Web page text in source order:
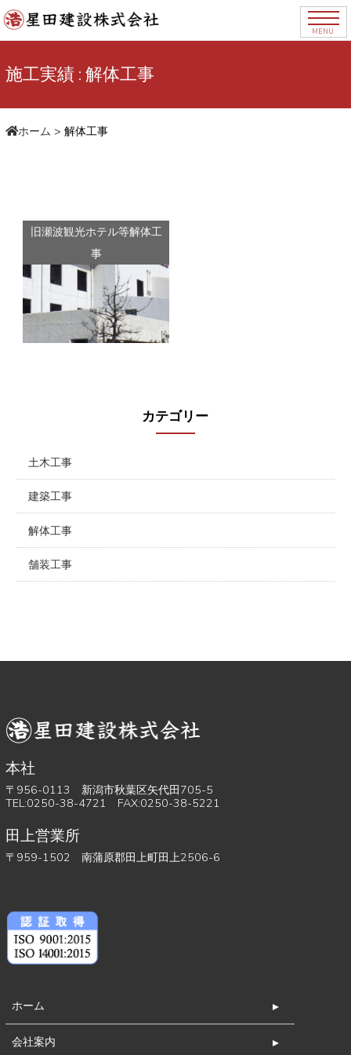
MENU
施工実績 : 解体工事
ホーム > 解体工事
旧瀬波観光ホテル等解体工
事
カテゴリー
土木工事
建築工事
解体工事
舗装工事
本社
〒956-0113 新潟市秋葉区矢代田705-5
TEL:0250-38-4721 FAX:0250-38-5221
田上営業所
〒959-1502 南蒲原郡田上町田上2506-6
ホーム
会社案内